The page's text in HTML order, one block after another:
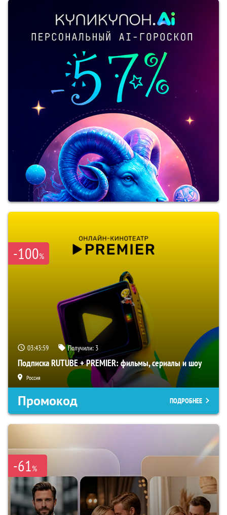
-100%
03:43:58 Получили: 3
Подписка RUTUBE + PREMIER: фильмы, сериалы и шоу
Россия
Промокод ПОДРОБНЕЕ
-61%